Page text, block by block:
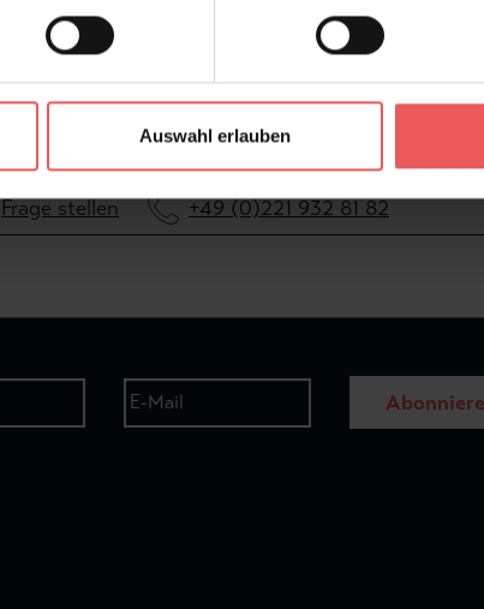
Auswahl erlauben
Frage stellen +49 (0)221 932 81 82